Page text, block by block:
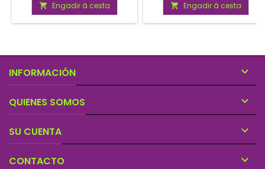
 Engadir á cesta  Engadir á cesta
INFORMACIÓN 
QUIENES SOMOS 
SU CUENTA 
CONTACTO 